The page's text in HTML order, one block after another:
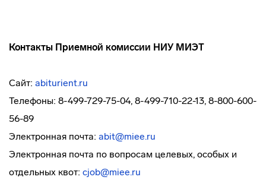
Контакты Приемной комиссии НИУ МИЭТ
Сайт: abiturient.ru
Телефоны: 8-499-729-75-04, 8-499-710-22-13, 8-800-600-
56-89
Электронная почта: abit@miee.ru
Электронная почта по вопросам целевых, особых и
отдельных квот: cjob@miee.ru